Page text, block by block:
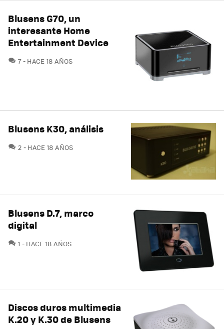
Blusens G70, un
interesante Home
Entertainment Device
7COMENTARIOS
HACE 18 AÑOS
Blusens K30, análisis
2 COMENTARIOS
HACE 18 AÑOS
Blusens D.7, marco
digital
1 COMENTARIOS
HACE 18 AÑOS
Discos duros multimedia
K.20 y K.30 de Blusens